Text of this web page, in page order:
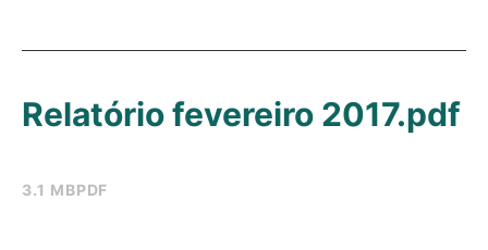
3.1 MBPDF
Relatório fevereiro 2017.pdf